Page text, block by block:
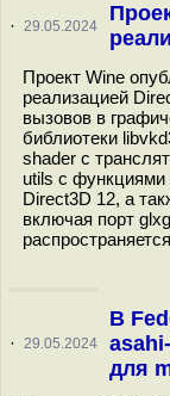
· 29.05.2024
Проект Wine
реализацией
вызовов в
библиотеки
shader c
utils с функциями
Direct3D 12, а
включая порт
· 29.05.2024
В
для